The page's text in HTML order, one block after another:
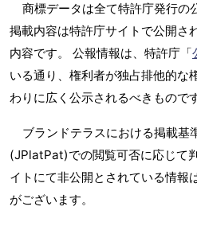
商標データは全て特許庁発行の
掲載内容は特許庁サイトで公開さ
内容です。 公報情報は、特許庁「
いる通り、権利者が独占排他的な
わりに広く公示されるべきものです
ブランドテラスにおける掲載基
(JPlatPat)での閲覧可否に応じて
イトにて非公開とされている情報
がございます。